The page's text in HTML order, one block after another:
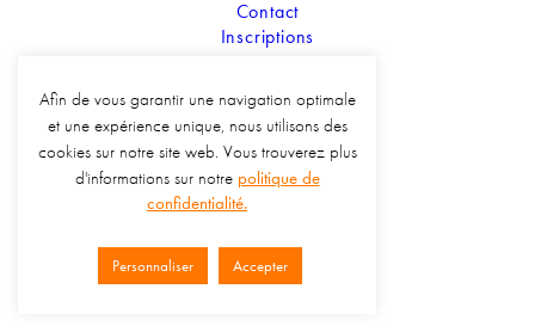
Contact
Inscriptions
GOOGLE CALENDRIER
Afin de vous garantir une navigation optimale
et une expérience unique, nous utilisons des
cookies sur notre site web. Vous trouverez plus
d'informations sur notre politique de
confidentialité.
Personnaliser Accepter